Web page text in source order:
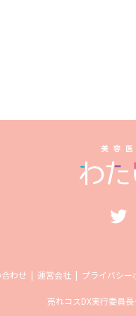
わせ 運営会社 プライバシー
売れコスDX実行委員長